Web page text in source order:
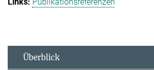
Überblick